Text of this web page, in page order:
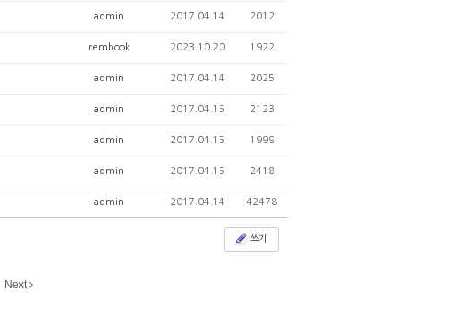
admin 2017.04.14 2012
rembook 2023.10.20 1922
admin 2017.04.14 2025
admin 2017.04.15 2123
admin 2017.04.15 1999
admin 2017.04.15 2418
admin 2017.04.14 42478
쓰기
Next